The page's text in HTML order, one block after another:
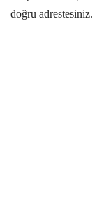
doğru adrestesiniz.